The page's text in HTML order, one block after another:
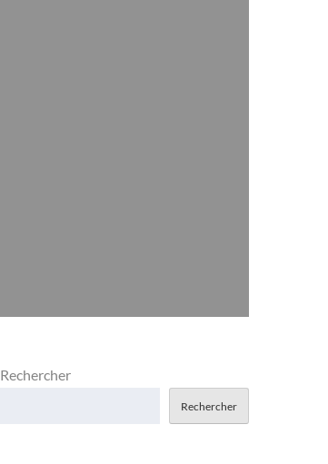
Rechercher
Rechercher